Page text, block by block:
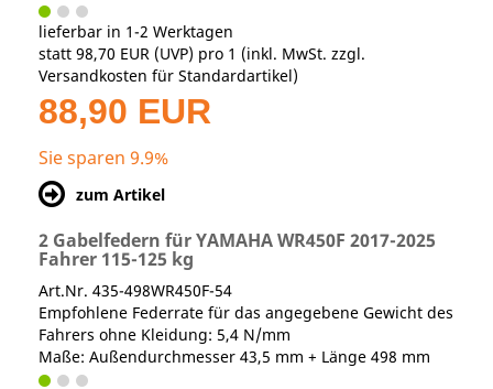
lieferbar in 1-2 Werktagen
statt 98,70 EUR (UVP) pro 1 (inkl. MwSt. zzgl.
Versandkosten für Standardartikel)
88,90 EUR
Sie sparen 9.9%
zum Artikel
2 Gabelfedern für YAMAHA WR450F 2017-2025
Fahrer 115-125 kg
Art.Nr. 435-498WR450F-54
Empfohlene Federrate für das angegebene Gewicht des
Fahrers ohne Kleidung: 5,4 N/mm
Maße: Außendurchmesser 43,5 mm + Länge 498 mm